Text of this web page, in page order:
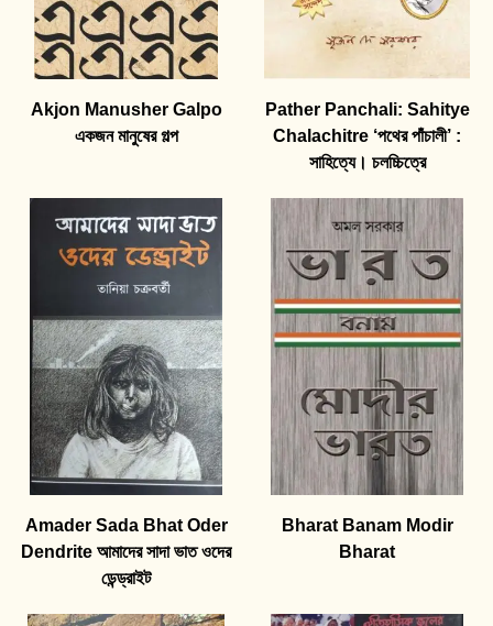
Akjon Manusher Galpo
একজন মানুষের গল্প
Pather Panchali: Sahitye
Chalachitre ‘পথের পাঁচালী’ :
সাহিত্যে। চলচ্চিত্রে
Amader Sada Bhat Oder
Dendrite আমাদের সাদা ভাত ওদের
ডেন্ড্রাইট
Bharat Banam Modir
Bharat